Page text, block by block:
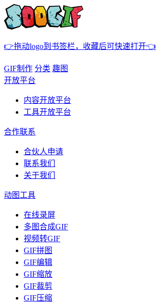
👉拖动logo到书签栏，收藏后可快速打开👈
GIF制作 分类 趣图
开放平台
内容开放平台
工具开放平台
合作联系
合伙人申请
联系我们
关于我们
动图工具
在线录屏
多图合成GIF
视频转GIF
GIF拼图
GIF编辑
GIF缩放
GIF裁剪
GIF压缩